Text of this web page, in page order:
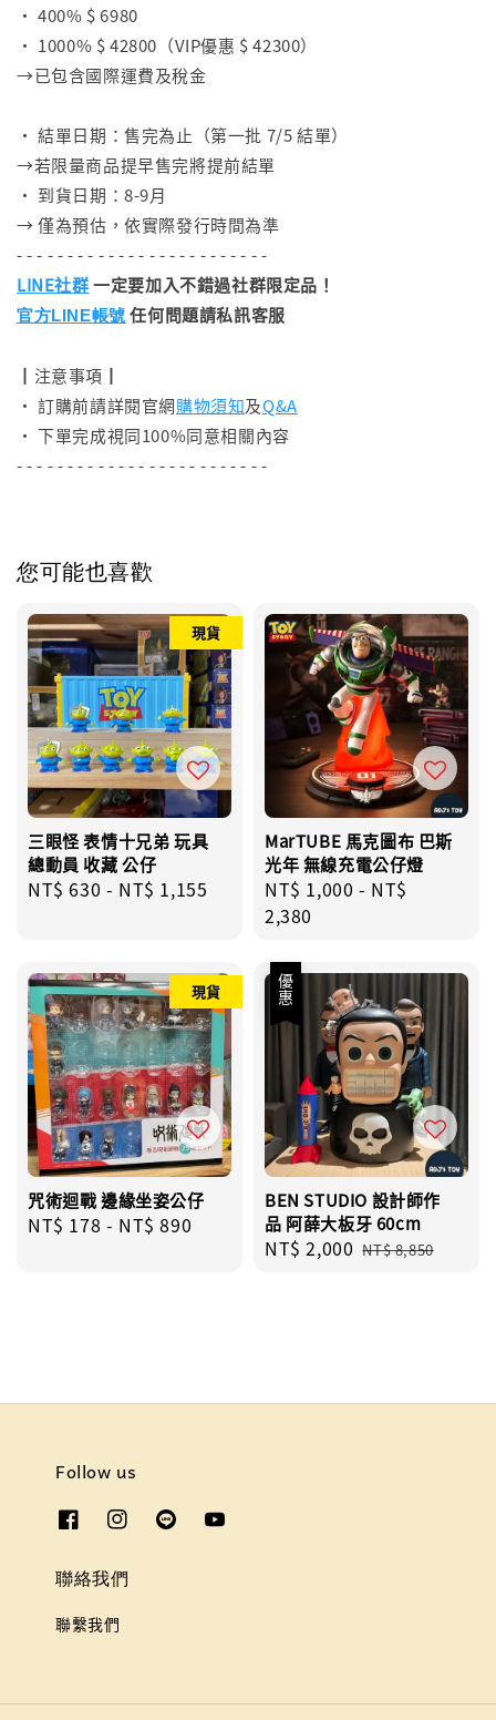
• 400% $ 6980
• 1000% $ 42800（VIP優惠 $ 42300）
→已包含國際運費及稅金
• 結單日期：售完為止（第一批 7/5 結單）
→若限量商品提早售完將提前結單
• 到貨日期：8-9月
→ 僅為預估，依實際發行時間為準
- - - - - - - - - - - - - - - - - - - - - - - - -
LINE社群一定要加入不錯過社群限定品！
官方LINE帳號 任何問題請私訊客服
┃注意事項┃
• 訂購前請詳閱官網購物須知及Q&A
• 下單完成視同100%同意相關內容
- - - - - - - - - - - - - - - - - - - - - - - - -
您可能也喜歡
現貨
三眼怪 表情十兄弟 玩具
總動員 收藏 公仔
Regular
NT$ 630 - NT$ 1,155
MarTUBE 馬克圖布 巴斯
光年 無線充電公仔燈
Regular
price
NT$ 1,000 - NT$
2,380
現貨
咒術迴戰 邊緣坐姿公仔
Regular
NT$ 178 - NT$ 890
優惠
BEN STUDIO 設計師作
品 阿薛大板牙 60cm
Sale
NT$ 2,000 Regular
NT$ 8,850
Follow us
聯絡我們
聯繫我們